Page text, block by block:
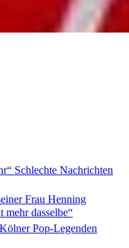
Schlechte Nachrichten
Frau Henning
mehr dasselbe“
Kölner Pop-Legenden